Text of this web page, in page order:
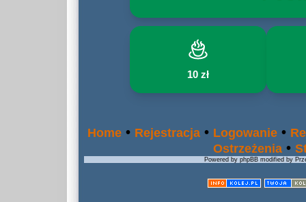
10 zł
Home • Rejestracja • Logowanie •
Ostrzeżenia •
Powered by phpBB modified by